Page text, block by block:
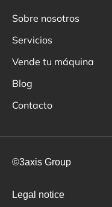
Sobre nosotros
Servicios
Vende tu máquina
Blog
Contacto
©3axis Group
Legal notice